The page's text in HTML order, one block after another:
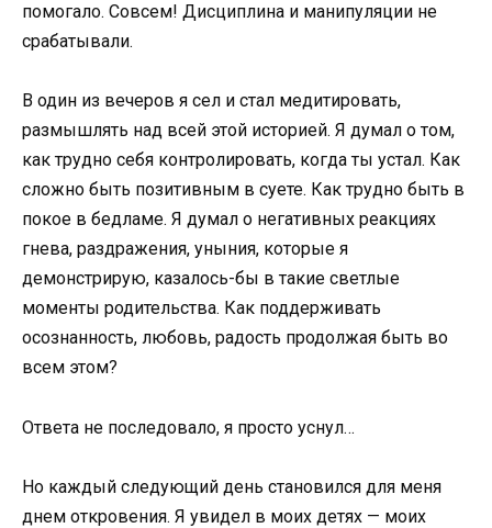
помогало. Совсем! Дисциплина и манипуляции не
срабатывали.
В один из вечеров я сел и стал медитировать,
размышлять над всей этой историей. Я думал о том,
как трудно себя контролировать, когда ты устал. Как
сложно быть позитивным в суете. Как трудно быть в
покое в бедламе. Я думал о негативных реакциях
гнева, раздражения, уныния, которые я
демонстрирую, казалось-бы в такие светлые
моменты родительства. Как поддерживать
осознанность, любовь, радость продолжая быть во
всем этом?
Ответа не последовало, я просто уснул…
Но каждый следующий день становился для меня
днем откровения. Я увидел в моих детях — моих